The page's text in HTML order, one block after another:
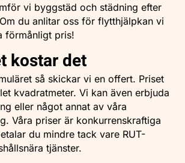
vi byggstäd och städning efter
du anlitar oss för flytthjälpkan vi
förmånligt pris!
kostar det
så skickar vi en offert. Priset
kvadratmeter. Vi kan även erbjuda
eller något annat av våra
Våra priser är konkurrenskraftiga
du mindre tack vare RUT-
tjänster.